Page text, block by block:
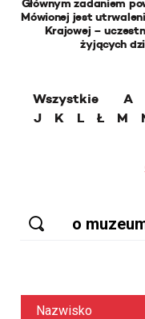
Głównym zadaniem
Mówionej jest
Krajowej –
żyjących
Wszystkie A
J
K L Ł M
Nazwisko